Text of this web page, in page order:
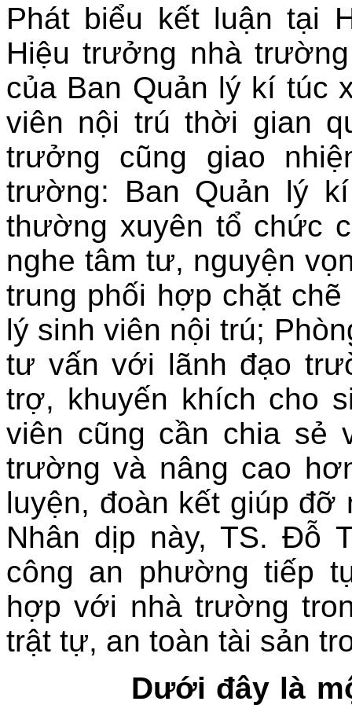
Phát biểu kết luận tại
Hiệu trưởng nhà
của Ban Quản lý kí túc
viên nội trú thời gian
trưởng cũng giao
trường: Ban Quản lý
thường xuyên tổ chức
nghe tâm tư, nguyện
trung phối hợp chặt
lý sinh viên nội trú;
tư vấn với lãnh đạo
trợ, khuyến khích cho
viên cũng cần chia sẻ
trường và nâng cao
luyện, đoàn kết giúp đỡ
Nhân dịp này, TS. Đỗ
công an phường tiếp
hợp với nhà trường
trật tự, an toàn tài sản
Dưới đây là một